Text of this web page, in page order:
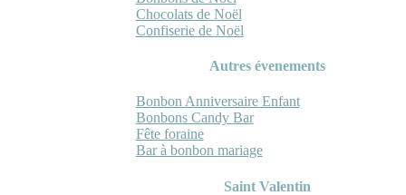
Chocolats de Noël
Confiserie de Noël
Autres évenements
Bonbon Anniversaire Enfant
Bonbons Candy Bar
Fête foraine
Bar à bonbon mariage
Saint Valentin